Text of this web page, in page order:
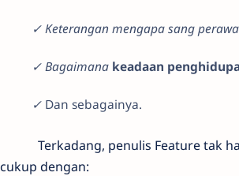
✓ Keterangan mengapa sang
✓ Bagaimana keadaan
✓ Dan sebagainya.
Terkadang, penulis Feature tak
cukup dengan: